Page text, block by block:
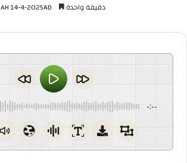
الأثنين 16 شوال 1446AH 14-4-2025AD دقيقة واحدة
-:--